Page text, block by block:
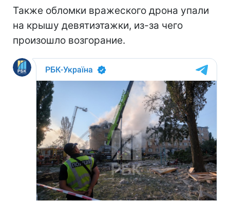
Также обломки вражеского дрона упали
на крышу девятиэтажки, из-за чего
произошло возгорание.